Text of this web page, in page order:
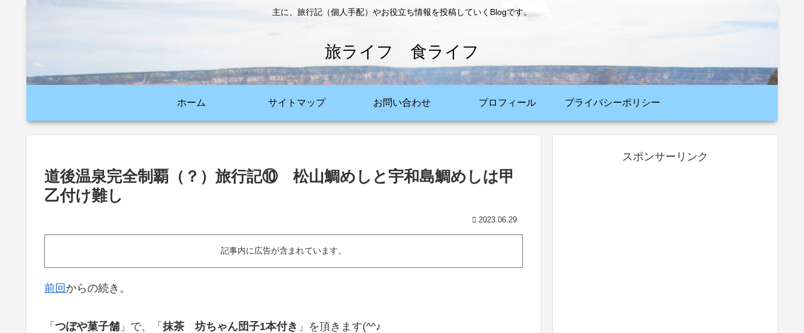
主に、旅行記（個人手配）やお役立ち情報を投稿していくBlogです。
旅ライフ 食ライフ
ホーム サイトマップ お問い合わせ プロフィール プライバシーポリシー
道後温泉完全制覇（？）旅行記⑩ 松山鯛めしと宇和島鯛めしは甲
乙付け難し
2023.06.29
記事内に広告が含まれています。
前回 からの続き。
「 つぼや菓子舗 」で、「 抹茶 坊ちゃん団子1本付き 」を頂きます(^^♪
スポンサーリンク